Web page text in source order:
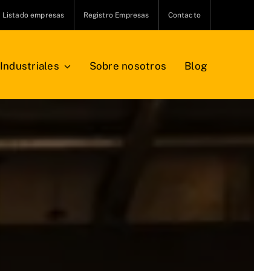
Listado empresas Registro Empresas Contacto
Industriales Sobre nosotros Blog